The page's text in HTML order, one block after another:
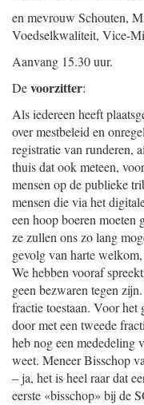
en mevrouw Schouten,
Voedselkwaliteit, Vice-
Aanvang 15.30 uur.
Devoorzitter:
Als iedereen heeft
over mestbeleid en
registratie van runderen,
thuis dat ook meteen,
mensen op de publieke
mensen die via het
een hoop boeren moeten
ze zullen ons zo lang
gevolg van harte
We hebben vooraf
geen bezwaren tegen
fractie toestaan. Voor
door met een tweede
heb nog een mededeling
weet. Meneer Bisschop
– ja, het is heel raar dat
eerste «bisschop» bij de